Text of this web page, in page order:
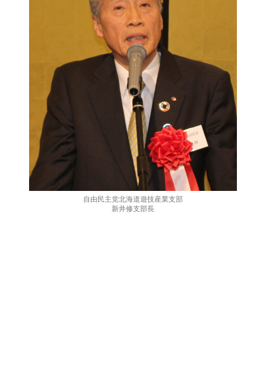
自由民主党北海道遊技産業支部
新井修支部長